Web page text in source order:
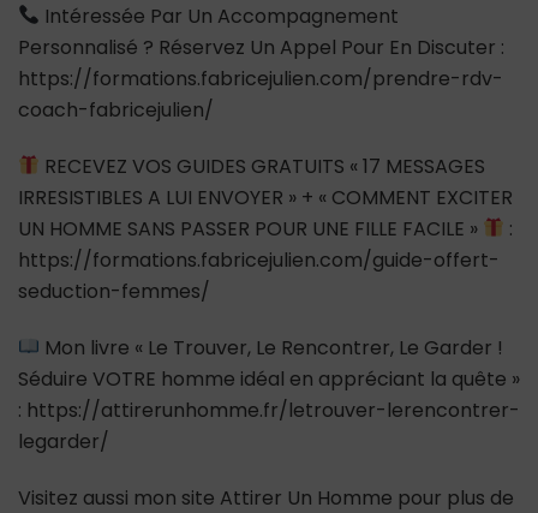
Intéressée Par Un Accompagnement
Personnalisé ? Réservez Un Appel Pour En Discuter :
https://formations.fabricejulien.com/prendre-rdv-
coach-fabricejulien/
RECEVEZ VOS GUIDES GRATUITS « 17 MESSAGES
IRRESISTIBLES A LUI ENVOYER » + « COMMENT EXCITER
UN HOMME SANS PASSER POUR UNE FILLE FACILE »
:
https://formations.fabricejulien.com/guide-offert-
seduction-femmes/
Mon livre « Le Trouver, Le Rencontrer, Le Garder !
Séduire VOTRE homme idéal en appréciant la quête »
: https://attirerunhomme.fr/letrouver-lerencontrer-
legarder/
Visitez aussi mon site Attirer Un Homme pour plus de